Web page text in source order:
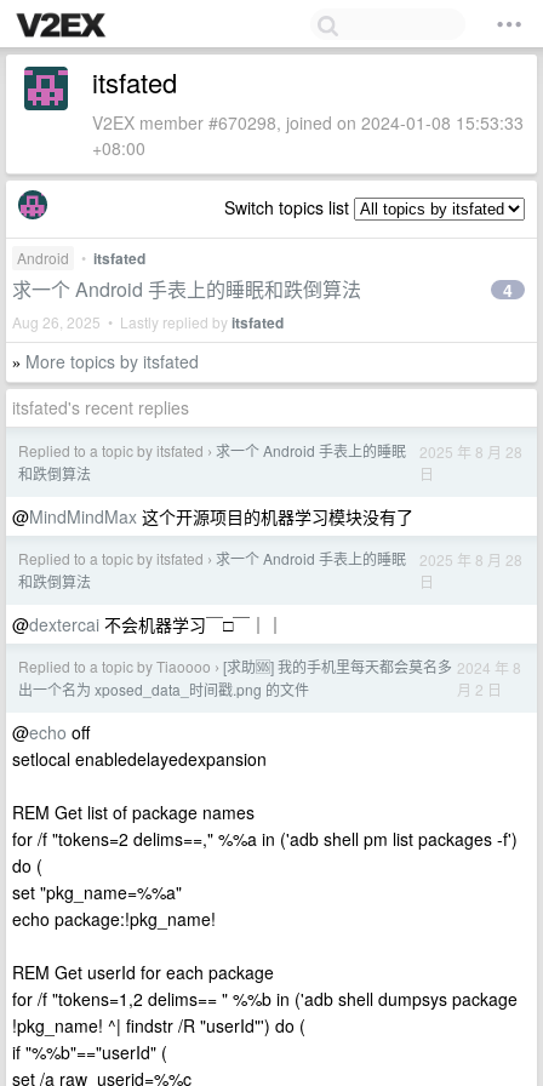
itsfated
V2EX member #670298, joined on 2024-01-08 15:53:33
+08:00
Switch topics list
Android • itsfated
求一个 Android 手表上的睡眠和跌倒算法
Aug 26, 2025 • Lastly replied byitsfated
4
» More topics by itsfated
itsfated's recent replies
Replied to a topic by itsfated › 求一个 Android 手表上的睡眠
和跌倒算法
2025 年 8 月 28
日
@MindMindMax 这个开源项目的机器学习模块没有了
Replied to a topic by itsfated › 求一个 Android 手表上的睡眠
和跌倒算法
2025 年 8 月 28
日
@dextercai 不会机器学习￣□￣｜｜
Replied to a topic by Tiaoooo › [求助🆘] 我的手机里每天都会莫名多
出一个名为 xposed_data_时间戳.png 的文件
2024 年 8
月 2 日
@echo off
setlocal enabledelayedexpansion
REM Get list of package names
for /f "tokens=2 delims==," %%a in ('adb shell pm list packages -f')
do (
set "pkg_name=%%a"
echo package:!pkg_name!
REM Get userId for each package
for /f "tokens=1,2 delims== " %%b in ('adb shell dumpsys package
!pkg_name! ^| findstr /R "userId"') do (
if "%%b"=="userId" (
set /a raw_userid=%%c